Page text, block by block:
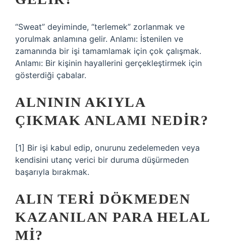
“Sweat” deyiminde, “terlemek” zorlanmak ve
yorulmak anlamına gelir. Anlamı: İstenilen ve
zamanında bir işi tamamlamak için çok çalışmak.
Anlamı: Bir kişinin hayallerini gerçekleştirmek için
gösterdiği çabalar.
ALNININ AKIYLA
ÇIKMAK ANLAMI NEDIR?
[1] Bir işi kabul edip, onurunu zedelemeden veya
kendisini utanç verici bir duruma düşürmeden
başarıyla bırakmak.
ALIN TERI DÖKMEDEN
KAZANILAN PARA HELAL
MI?